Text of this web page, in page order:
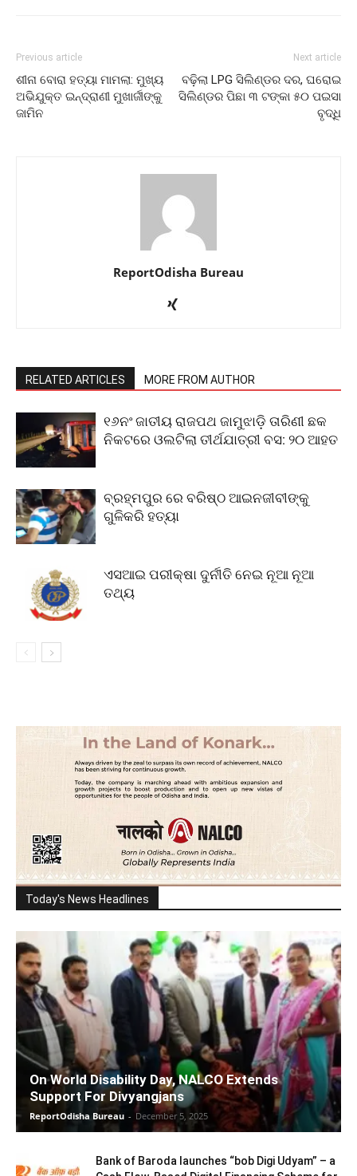
Previous article
ଶୀନା ବୋରା ହତ୍ୟା ମାମଲା: ମୁଖ୍ୟ
ଅଭିଯୁକ୍ତ ଇନ୍ଦ୍ରାଣୀ ମୁଖାର୍ଜୀଙ୍କୁ
ଜାମିନ
Next article
ବଢ଼ିଲା LPG ସିଲିଣ୍ଡର ଦର, ଘରୋଇ
ସିଲିଣ୍ଡର ପିଛା ୩ ଟଙ୍କା ୫୦ ପଇସା
ବୃଦ୍ଧି
ReportOdisha Bureau
RELATED ARTICLES MORE FROM AUTHOR
୧୬ନଂ ଜାତୀୟ ରାଜପଥ ଜାମୁଝାଡ଼ି ତାରିଣୀ ଛକ
ନିକଟରେ ଓଲଟିଲା ତୀର୍ଥଯାତ୍ରୀ ବସ: ୨୦ ଆହତ
ବ୍ରହ୍ମପୁର ରେ ବରିଷ୍ଠ ଆଇନଜୀବୀଙ୍କୁ
ଗୁଳିକରି ହତ୍ୟା
ଏସଆଇ ପରୀକ୍ଷା ଦୁର୍ନୀତି ନେଇ ନୂଆ ନୂଆ
ତଥ୍ୟ
Today's News Headlines
On World Disability Day, NALCO Extends
Support For Divyangjans
ReportOdisha Bureau - December 5, 2025
Bank of Baroda launches “bob Digi Udyam” – a